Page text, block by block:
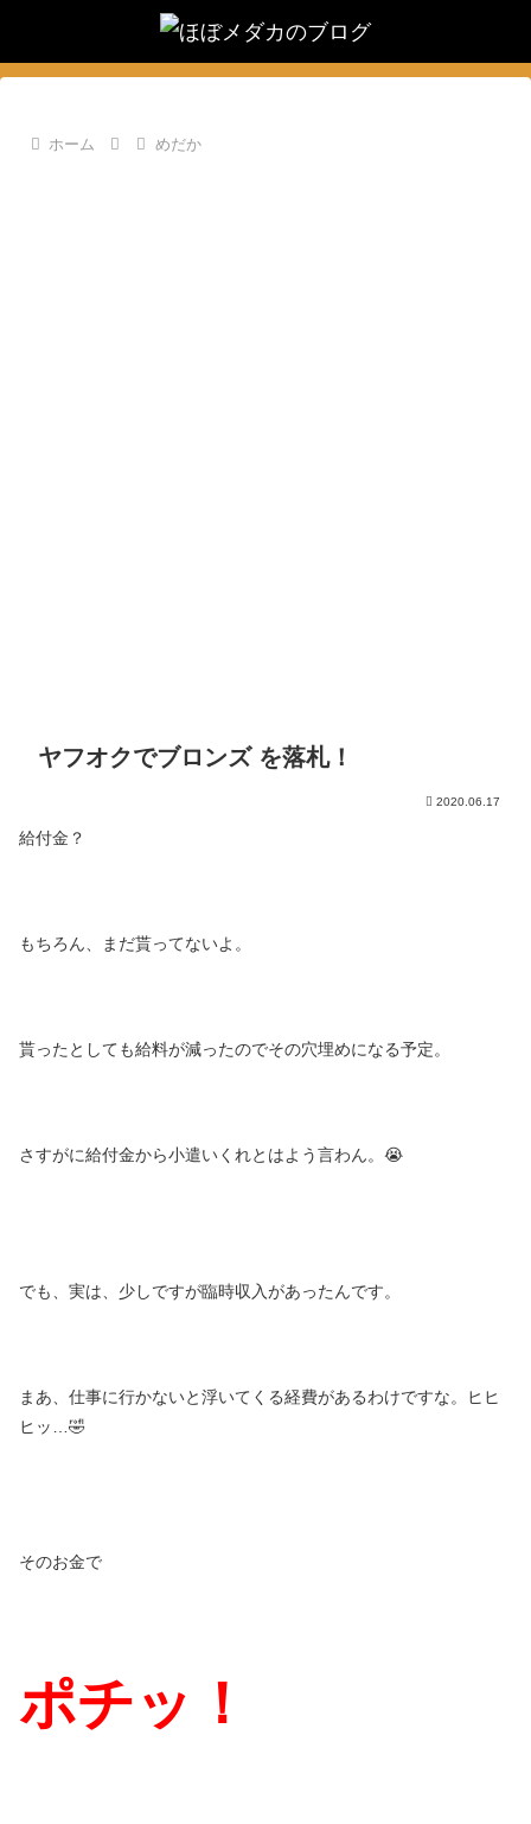
ホーム めだか
ヤフオクでブロンズ を落札！
2020.06.17
給付金？
もちろん、まだ貰ってないよ。
貰ったとしても給料が減ったのでその穴埋めになる予定。
さすがに給付金から小遣いくれとはよう言わん。😭
でも、実は、少しですが臨時収入があったんです。
まあ、仕事に行かないと浮いてくる経費があるわけですな。ヒヒ
ヒッ…🤣
そのお金で
ポチッ！